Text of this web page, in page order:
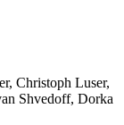
Christoph Luser,
Shvedoff, Dorka